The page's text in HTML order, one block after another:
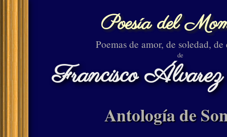
Poesía del
Poemas de amor, de soledad, de
de
Francisco
Antología de